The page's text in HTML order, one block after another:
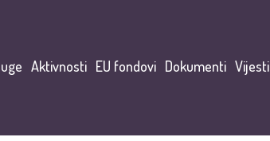
Aktivnosti EU fondovi Dokumenti Vijesti